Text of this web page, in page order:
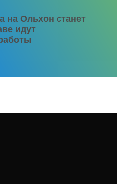
на Ольхон станет
идут